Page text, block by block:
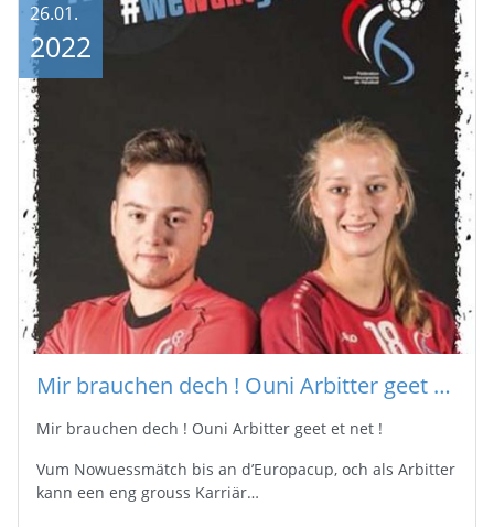
Mir brauchen dech ! Ouni Arbitter geet et net !
Mir brauchen dech ! Ouni Arbitter geet et net !
Vum Nowuessmätch bis an d’Europacup, och als Arbitter
kann een eng grouss Karriär…
26.01.
2022